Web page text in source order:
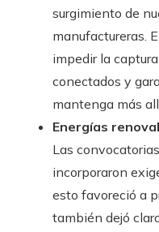
surgimiento de
manufactureras.
impedir la
conectados y
mantenga más
Energías
Las
incorporaron
esto favoreció a
también dejó